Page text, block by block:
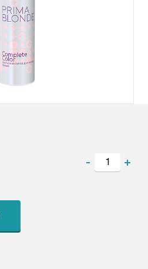
- +